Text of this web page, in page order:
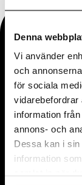
Denna
Vi använder
och
för sociala
vidarebefordrar
information
annons- och
Dessa kan i
information